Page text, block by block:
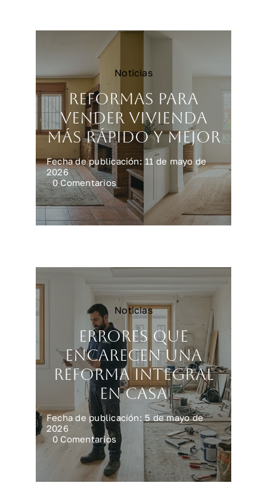
claves
Noticias
Reformas para
vender vivienda
más rápido y mejor
Fecha de publicación: 11 de mayo de
2026
0 Comentarioson
Reformas
para
vender
vivienda
mejor
Noticias
Errores que
encarecen una
reforma integral
en casa
Fecha de publicación: 5 de mayo de
2026
0 Comentarioson
Errores
que
encarecen
una